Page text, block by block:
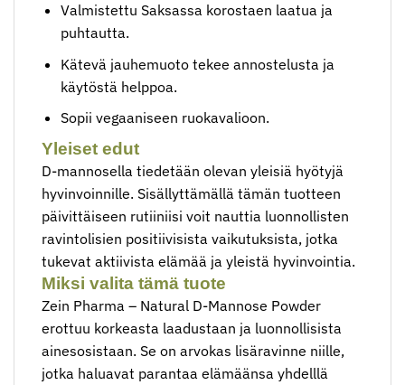
Valmistettu Saksassa korostaen laatua ja
puhtautta.
Kätevä jauhemuoto tekee annostelusta ja
käytöstä helppoa.
Sopii vegaaniseen ruokavalioon.
Yleiset edut
D-mannosella tiedetään olevan yleisiä hyötyjä
hyvinvoinnille. Sisällyttämällä tämän tuotteen
päivittäiseen rutiiniisi voit nauttia luonnollisten
ravintolisien positiivisista vaikutuksista, jotka
tukevat aktiivista elämää ja yleistä hyvinvointia.
Miksi valita tämä tuote
Zein Pharma – Natural D-Mannose Powder
erottuu korkeasta laadustaan ​​ja luonnollisista
ainesosistaan. Se on arvokas lisäravinne niille,
jotka haluavat parantaa elämäänsa yhdelllä